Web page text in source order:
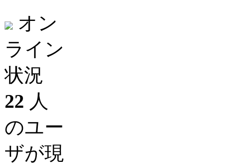
オン
ライン
状況
22 人
のユー
ザが現